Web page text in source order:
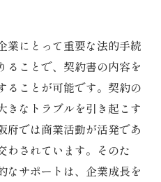
業にとって重要な法的手続
ることで、契約書の内容を
ることが可能です。契約の
きなトラブルを引き起こす
府では商業活動が活発であ
わされています。そのた
なサポートは、企業成長を